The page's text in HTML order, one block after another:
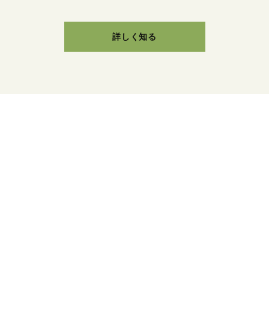
詳しく知る